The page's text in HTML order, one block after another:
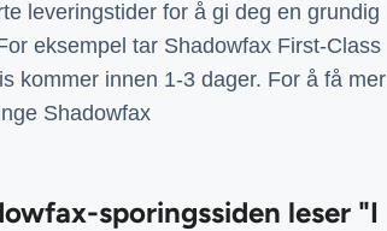
leveringstider for å gi deg en grundig
eksempel tar Shadowfax First-Class
kommer innen 1-3 dager. For å få mer
Shadowfax
sporingssiden leser "I